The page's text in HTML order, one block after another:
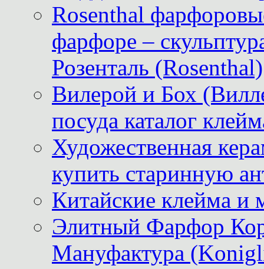
Rosenthal
фарфоре –
Розенталь (Rosenthal)
Вилерой и Бох
посуда каталог
Художественная
купить старинную
Китайские клейма и
Элитный Фарфор
Мануфактура